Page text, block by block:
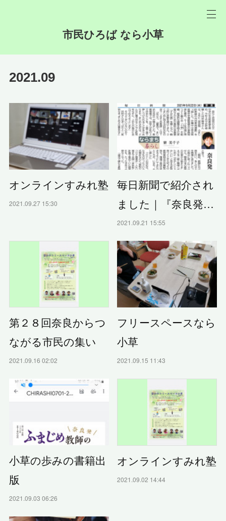
市民ひろば なら小草
2021.09
オンラインすみれ塾
2021.09.27 15:30
毎日新聞で紹介され
ました｜『奈良発…
2021.09.21 15:55
第２８回奈良からつ
ながる市民の集い
2021.09.16 02:02
フリースペースなら
小草
2021.09.15 11:43
小草の歩みの書籍出
版
2021.09.03 06:26
オンラインすみれ塾
2021.09.02 14:44